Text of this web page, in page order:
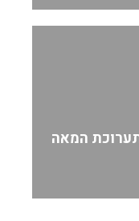
המאה